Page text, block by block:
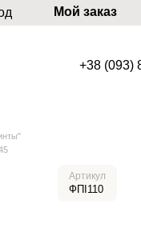
Мой заказ
+38 (093)
Артикул
ФПІ110